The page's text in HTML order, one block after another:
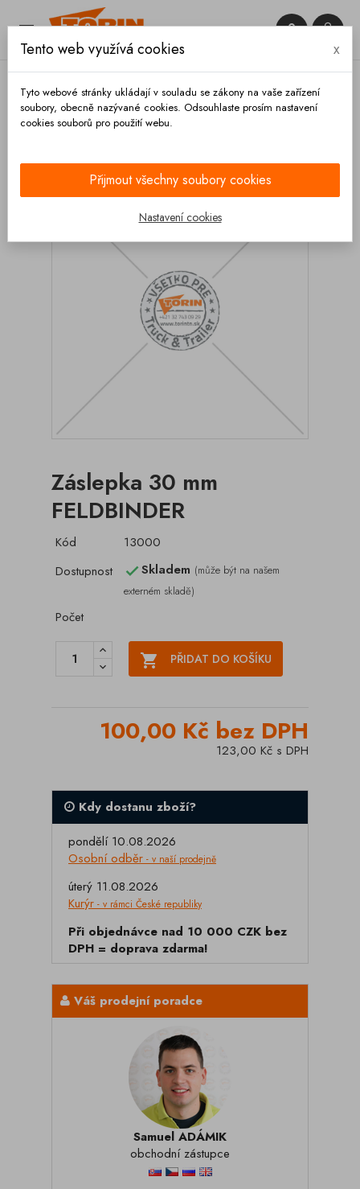
 

Záslepka 30 mm
FELDBINDER
Kód
13000
Dostupnost
Skladem (může být na našem
externém skladě)
Počet
 PŘIDAT DO KOŠÍKU
100,00 Kč bez DPH
123,00 Kč s DPH
Kdy dostanu zboží?
pondělí 10.08.2026
Osobní odběr - v naší prodejně
úterý 11.08.2026
Kurýr - v rámci České republiky
Při objednávce nad 10 000 CZK bez
DPH = doprava zdarma!
Váš prodejní poradce
Samuel ADÁMIK
obchodní zástupce
Tento web využívá cookies x
Tyto webové stránky ukládají v souladu se zákony na vaše zařízení
soubory, obecně nazývané cookies. Odsouhlaste prosím nastavení
cookies souborů pro použití webu.
Přijmout všechny soubory cookies
Nastavení cookies